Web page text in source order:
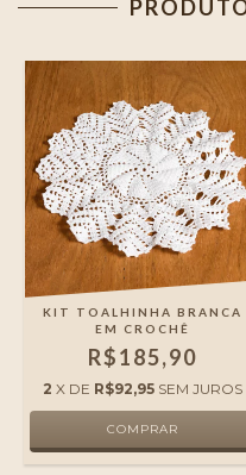
KIT TOALHINHA BRANCA
EM CROCHÊ
R$185,90
2 X DE R$92,95 SEM JUROS